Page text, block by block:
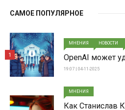
САМОЕ ПОПУЛЯРНОЕ
МНЕНИЯ НОВОСТИ
OpenAI может
19:07 | 04-11-2025
1
МНЕНИЯ
Как Станислав